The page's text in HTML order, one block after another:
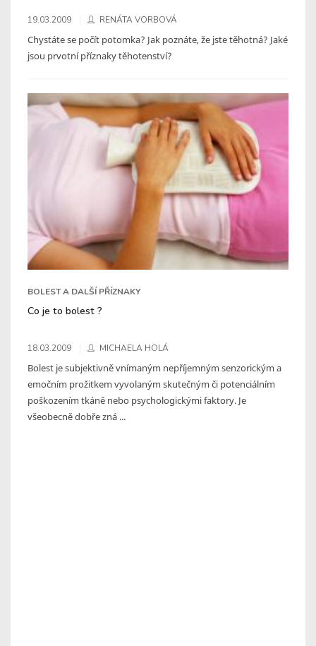
19.03.2009 RENÁTA VORBOVÁ
Chystáte se počít potomka? Jak poznáte, že jste těhotná? Jaké
jsou prvotní příznaky těhotenství?
BOLEST A DALŠÍ PŘÍZNAKY
Co je to bolest ?
18.03.2009 MICHAELA HOLÁ
Bolest je subjektivně vnímaným nepříjemným senzorickým a
emočním prožitkem vyvolaným skutečným či potenciálním
poškozením tkáně nebo psychologickými faktory. Je
všeobecně dobře zná ...